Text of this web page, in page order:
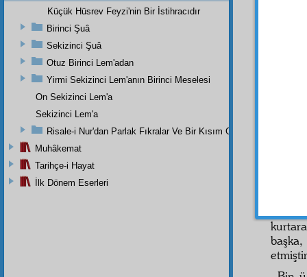
Küçük Hüsrev Feyzi'nin Bir İstihracıdır
Birinci Şuâ
Sekizinci Şuâ
Otuz Birinci Lem'adan
Yirmi Sekizinci Lem'anın Birinci Meselesi
On Sekizinci Lem'a
Sekizinci Lem'a
Risale-i Nur'dan Parlak Fıkralar Ve Bir Kısım Güzel Mektuplar
Muhâkemat
Tarihçe-i Hayat
İlk Dönem Eserleri